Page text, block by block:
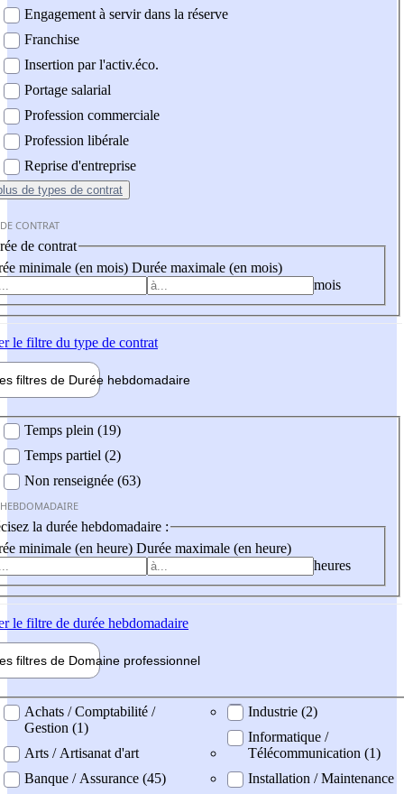
Engagement à servir dans la réserve
Franchise
Insertion par l'activ.éco.
Portage salarial
Profession commerciale
Profession libérale
Reprise d'entreprise
de types de contrat
CONTRAT
de contrat
minimale (en mois) Durée maximale (en mois)
mois
le filtre du type de contrat
filtres de Durée hebdomadaire
Temps plein (19)
Temps partiel (2)
Non renseignée (63)
la durée hebdomadaire :
minimale (en heure) Durée maximale (en heure)
heures
le filtre de durée hebdomadaire
filtres de Domaine professionnel
professionel
Achats / Comptabilité /
Gestion (1)
Arts / Artisanat d'art
Banque / Assurance (45)
Industrie (2)
Informatique /
Télécommunication (1)
Installation / Maintenance